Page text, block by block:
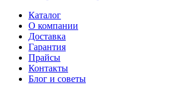
Каталог
О компании
Доставка
Гарантия
Прайсы
Контакты
Блог и советы